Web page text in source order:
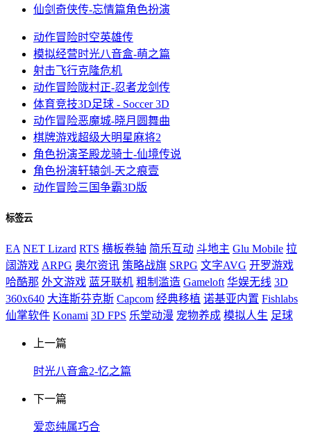
仙剑奇侠传-忘情篇角色扮演
动作冒险时空英雄传
模拟经营时光八音盒-萌之篇
射击飞行克隆危机
动作冒险陇村正-忍者龙剑传
体育竞技3D足球 - Soccer 3D
动作冒险恶魔城-晓月圆舞曲
棋牌游戏超级大明星麻将2
角色扮演圣殿龙骑士-仙境传说
角色扮演轩辕剑-天之痕壹
动作冒险三国争霸3D版
标签云
EA NET Lizard RTS 横板卷轴 简乐互动 斗地主 Glu Mobile 拉
阔游戏 ARPG 奥尔资讯 策略战旗 SRPG 文字AVG 开罗游戏
哈酷那 外文游戏 蓝牙联机 粗制滥造 Gameloft 华娱无线 3D
360x640 大连斯芬克斯 Capcom 经典移植 诺基亚内置 Fishlabs
仙掌软件 Konami 3D FPS 乐堂动漫 宠物养成 模拟人生 足球
上一篇
时光八音盒2-忆之篇
下一篇
爱恋纯属巧合